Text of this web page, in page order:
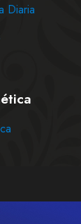
Diaria